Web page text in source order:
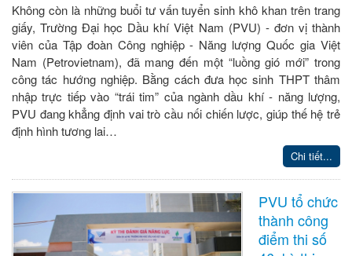
Không còn là những buổi tư vấn tuyển sinh khô khan trên trang
giấy, Trường Đại học Dầu khí Việt Nam (PVU) - đơn vị thành
viên của Tập đoàn Công nghiệp - Năng lượng Quốc gia Việt
Nam (Petrovietnam), đã mang đến một “luồng gió mới” trong
công tác hướng nghiệp. Bằng cách đưa học sinh THPT thâm
nhập trực tiếp vào “trái tim” của ngành dầu khí - năng lượng,
PVU đang khẳng định vai trò cầu nối chiến lược, giúp thế hệ trẻ
định hình tương lai…
Chi tiết...
PVU tổ chức
thành công
điểm thi số